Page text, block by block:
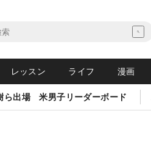
レッスン ライフ 漫画
ら出場 米男子リーダーボード